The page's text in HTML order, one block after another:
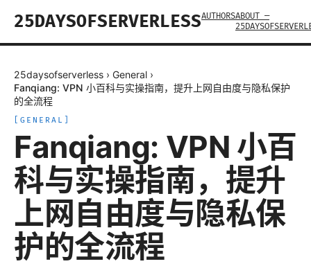
25DAYSOFSERVERLESSAUTHORSABOUT —
25daysofserverless › General ›
Fanqiang: VPN 小百科与实操指南，提升上网自由度与隐私保护
的全流程
GENERAL
Fanqiang: VPN 小百
科与实操指南，提升
上网自由度与隐私保
护的全流程